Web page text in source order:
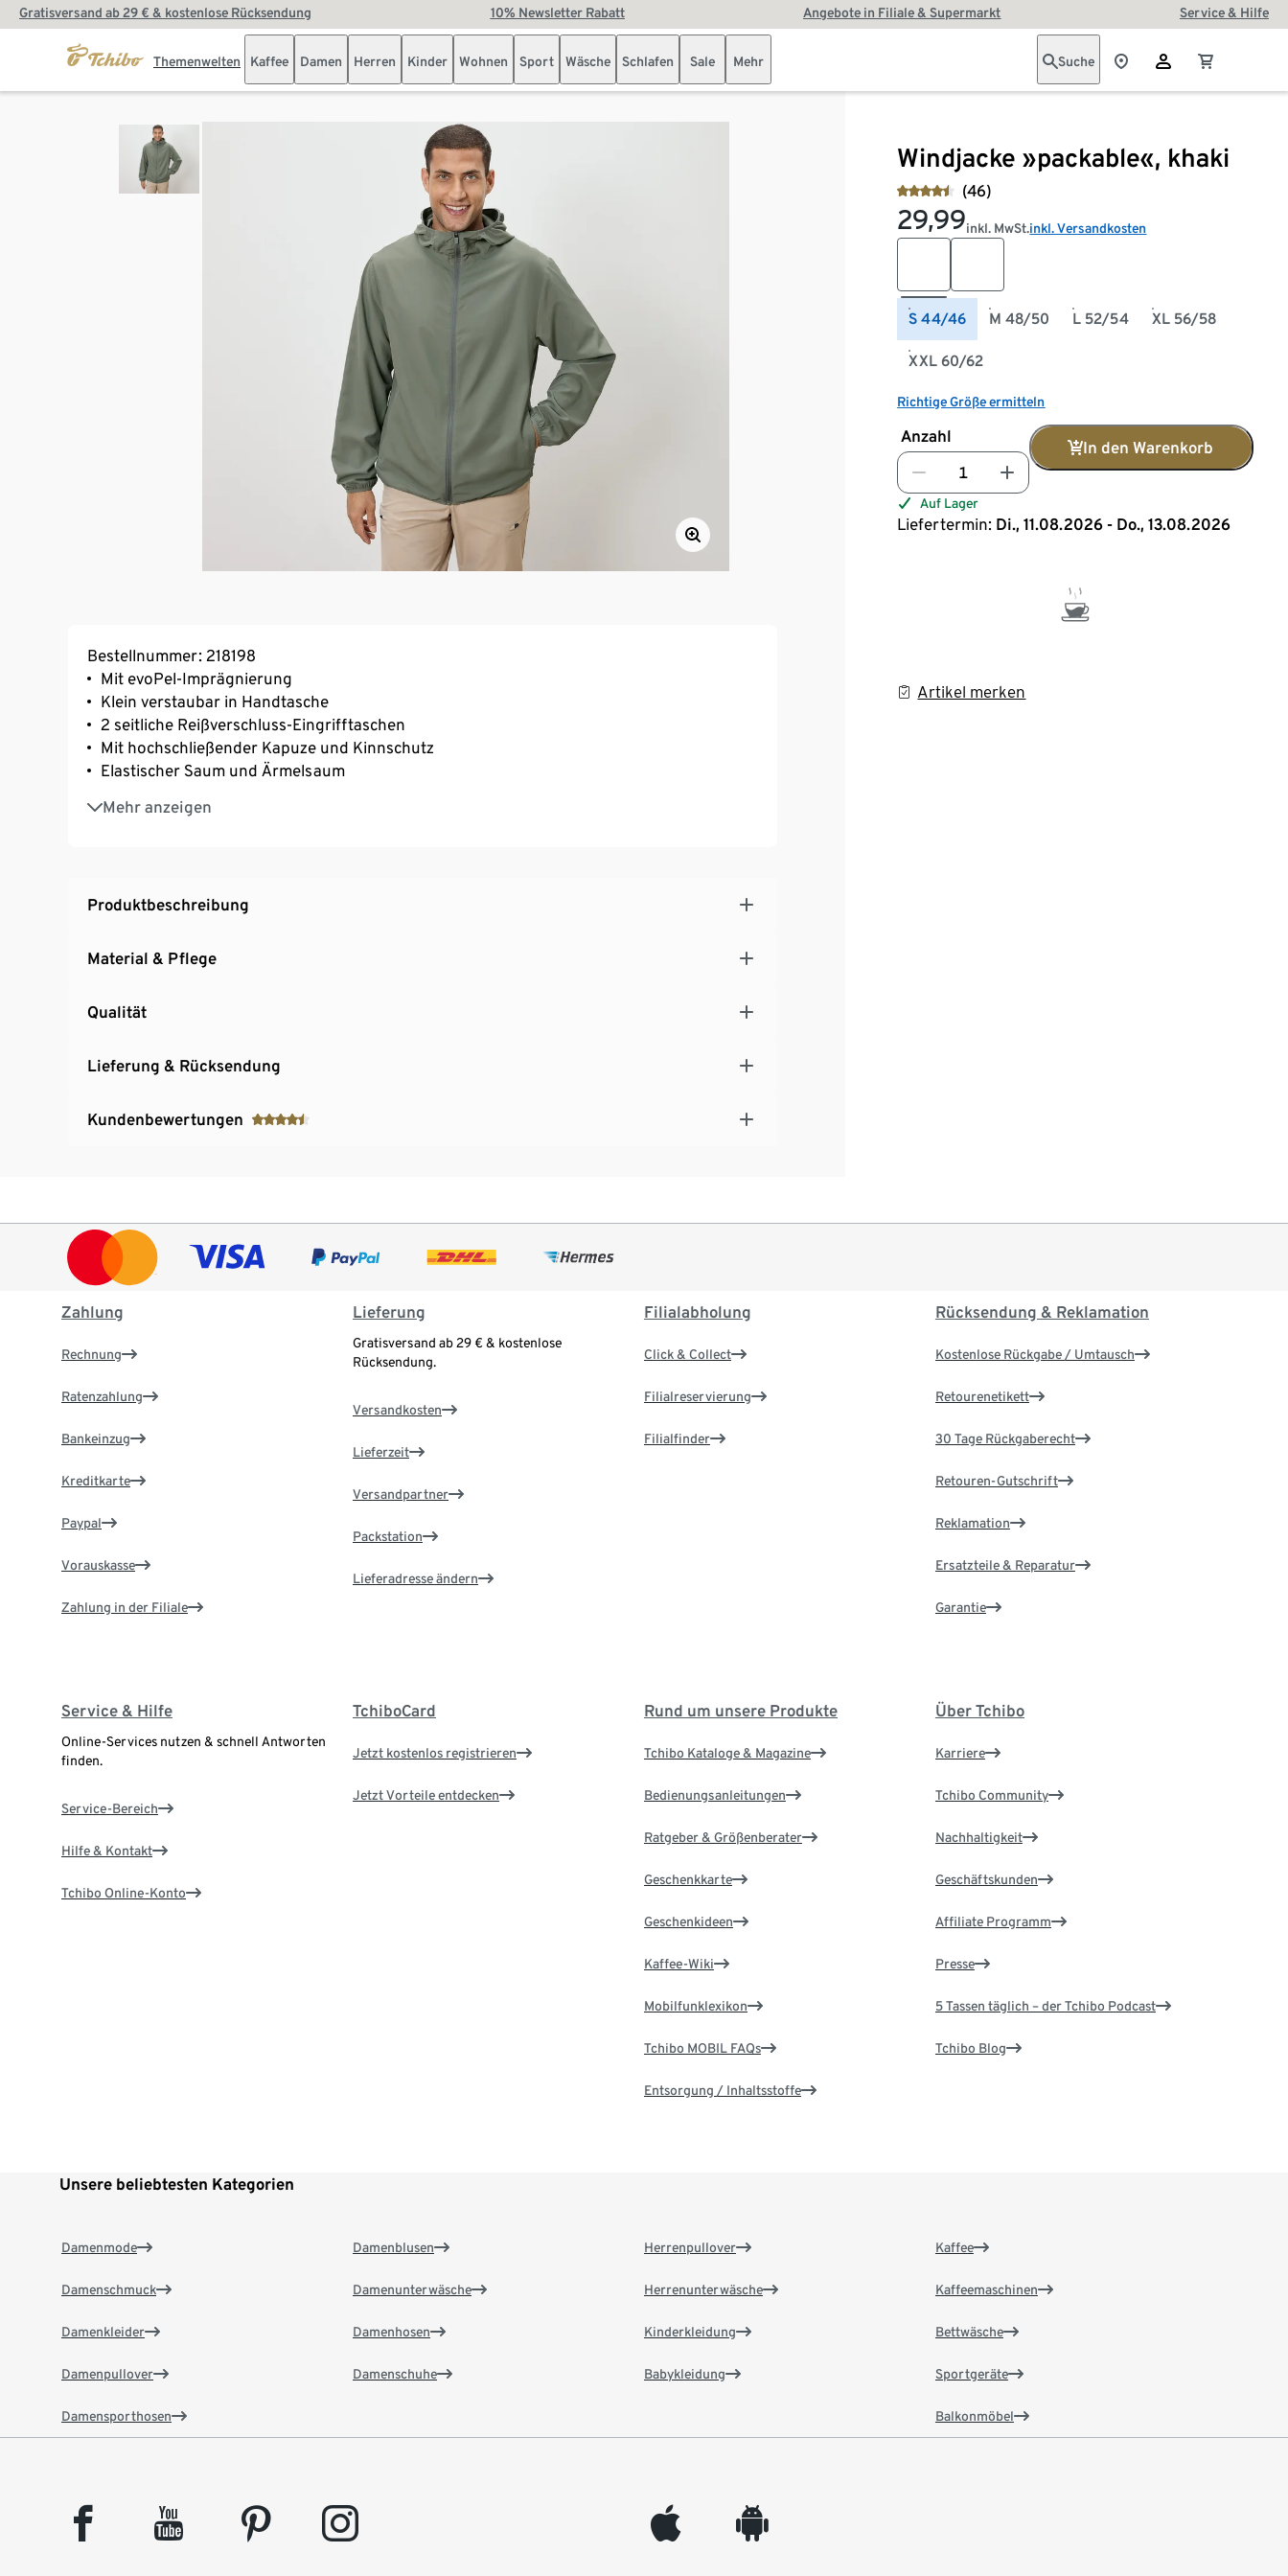
Gratisversand ab 29 € & kostenlose Rücksendung 10% Newsletter Rabatt Angebote in Filiale & Supermarkt Service & Hilfe
Themenwelten Kaffee Damen Herren Kinder Wohnen Sport Wäsche Schlafen Sale Mehr Suche
Windjacke »packable«, khaki
(46)
29,99inkl. MwSt.inkl. Versandkosten
S 44/46 M 48/50 L 52/54 XL 56/58
XXL 60/62
Richtige Größe ermitteln
Anzahl
In den Warenkorb
Auf Lager
Liefertermin: Di., 11.08.2026 - Do., 13.08.2026
Artikel merken
Bestellnummer: 218198
Mit evoPel-Imprägnierung
Klein verstaubar in Handtasche
2 seitliche Reißverschluss-Eingrifftaschen
Mit hochschließender Kapuze und Kinnschutz
Elastischer Saum und Ärmelsaum
Mehr anzeigen
Ripstop-Gewebe für eine hohe Stapazierfähigkeit
Produktbeschreibung
Material & Pflege
Qualität
Lieferung & Rücksendung
Kundenbewertungen
Zahlung
Rechnung
Ratenzahlung
Bankeinzug
Kreditkarte
Paypal
Vorauskasse
Zahlung in der Filiale
Lieferung
Gratisversand ab 29 € & kostenlose
Rücksendung.
Versandkosten
Lieferzeit
Versandpartner
Packstation
Lieferadresse ändern
Filialabholung
Click & Collect
Filialreservierung
Filialfinder
Rücksendung & Reklamation
Kostenlose Rückgabe / Umtausch
Retourenetikett
30 Tage Rückgaberecht
Retouren-Gutschrift
Reklamation
Ersatzteile & Reparatur
Garantie
Service & Hilfe
Online-Services nutzen & schnell Antworten
finden.
Service-Bereich
Hilfe & Kontakt
Tchibo Online-Konto
TchiboCard
Jetzt kostenlos registrieren
Jetzt Vorteile entdecken
Rund um unsere Produkte
Tchibo Kataloge & Magazine
Bedienungsanleitungen
Ratgeber & Größenberater
Geschenkkarte
Geschenkideen
Kaffee-Wiki
Mobilfunklexikon
Tchibo MOBIL FAQs
Entsorgung / Inhaltsstoffe
Über Tchibo
Karriere
Tchibo Community
Nachhaltigkeit
Geschäftskunden
Affiliate Programm
Presse
5 Tassen täglich – der Tchibo Podcast
Tchibo Blog
Unsere beliebtesten Kategorien
Damenmode
Damenschmuck
Damenkleider
Damenpullover
Damensporthosen
Damenblusen
Damenunterwäsche
Damenhosen
Damenschuhe
Herrenpullover
Herrenunterwäsche
Kinderkleidung
Babykleidung
Kaffee
Kaffeemaschinen
Bettwäsche
Sportgeräte
Balkonmöbel
facebook youtube pinterest instagram appleinc android